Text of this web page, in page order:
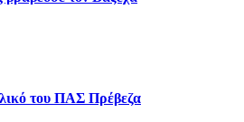
του ΠΑΣ Πρέβεζα